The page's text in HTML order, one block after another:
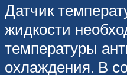
Датчик
жидкости
температуры
охлаждения. В